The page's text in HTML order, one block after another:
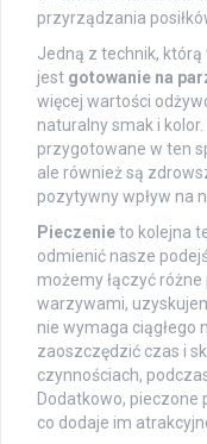
przyrządzania
Jedną z technik,
jest gotowanie na
więcej wartości
naturalny smak i
przygotowane w ten
ale również są
pozytywny wpływ na
Pieczenieto kolejna
odmienić nasze
możemy łączyć
warzywami,
nie wymaga ciągłego
zaoszczędzić czas i
czynnościach,
Dodatkowo, pieczone
co dodaje im